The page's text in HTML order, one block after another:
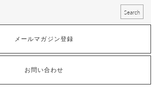
メールマガジン登録
お問い合わせ